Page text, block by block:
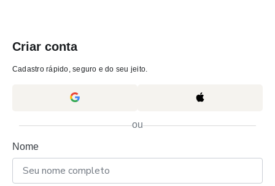
Criar conta
Cadastro rápido, seguro e do seu jeito.
ou
Nome